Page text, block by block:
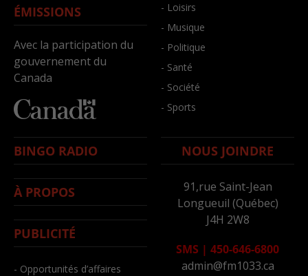
ÉMISSIONS
Avec la participation du
gouvernement du
Canada
- Loisirs
- Musique
- Politique
- Santé
- Société
- Sports
BINGO RADIO
À PROPOS
PUBLICITÉ
- Opportunités d’affaires
NOUS JOINDRE
91,rue Saint-Jean
Longueuil (Québec)
J4H 2W8
SMS | 450-646-6800
admin@fm1033.ca